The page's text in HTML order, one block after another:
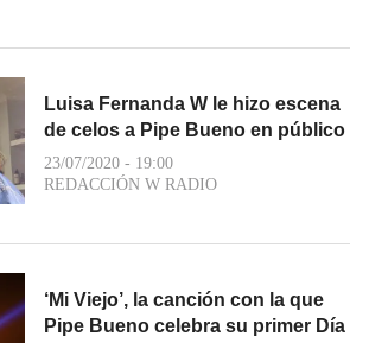
Luisa Fernanda W le hizo escena
de celos a Pipe Bueno en público
23/07/2020 - 19:00
REDACCIÓN W RADIO
‘Mi Viejo’, la canción con la que
Pipe Bueno celebra su primer Día